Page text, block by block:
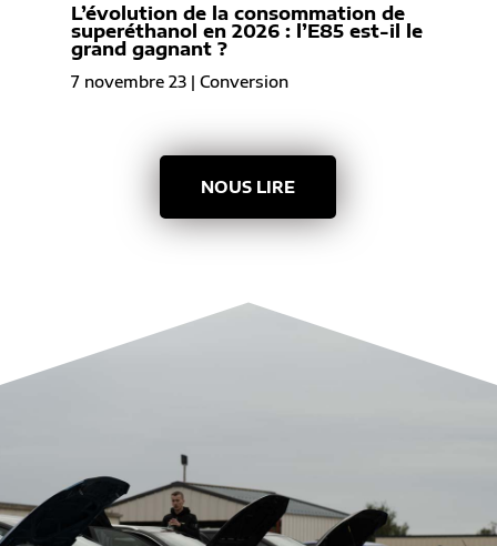
L’évolution de la consommation de
superéthanol en 2026 : l’E85 est-il le
grand gagnant ?
7 novembre 23| Conversion
NOUS LIRE